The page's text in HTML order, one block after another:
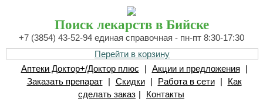
Поиск лекарств в Бийске
+7 (3854) 43-52-94 единая справочная - пн-пт 8:30-17:30
Перейти в корзину
Аптеки Доктор+/Доктор плюс
| Акции и предложения
|
Заказать препарат
| Скидки | Работа в сети |
Как
сделать заказ | Контакты